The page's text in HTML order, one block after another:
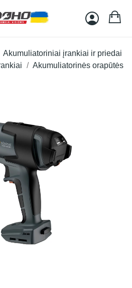
Akumuliatoriniai įrankiai ir priedai
Akumuliatorinės orapūtės